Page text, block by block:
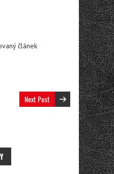
článek
Next Post